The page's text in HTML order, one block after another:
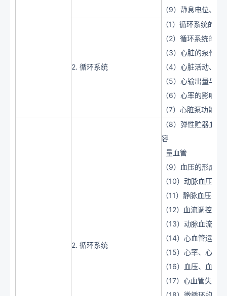
（9）静息电位、动
2. 循环系统
（1）循环系统的定
（2）循环系统的主
（3）心脏的泵作用
（4）心脏活动、
（5）心输出量与心
（6）心率的影响
（7）心脏泵功能储
2. 循环系统
（8）弹性贮器血
容
量血管
（9）血压的形成
（10）动脉血压、
（11）静脉血压、
（12）血流调控的
（13）动脉血流与
（14）心血管运动
（15）心率、心输
（16）血压、血管
（17）心血管失健